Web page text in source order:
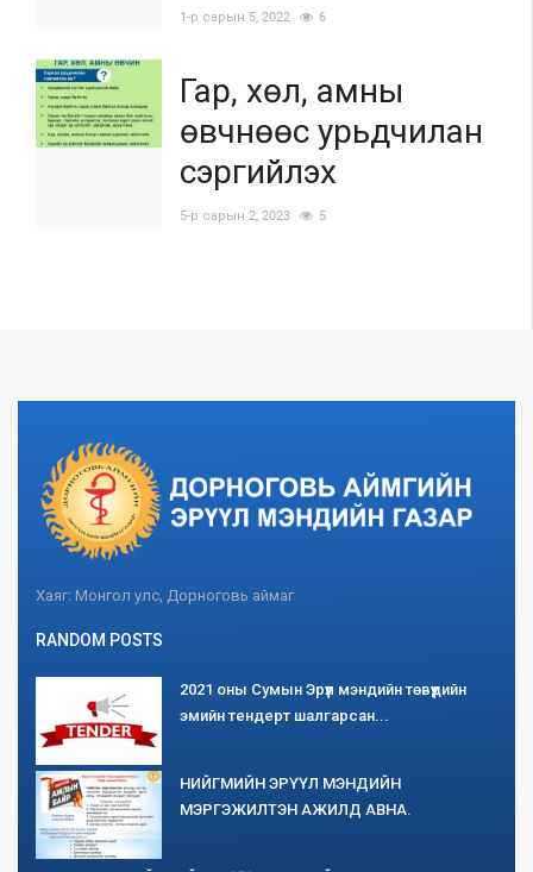
1-р сарын 5, 2022 6
Гар, хөл, амны
өвчнөөс урьдчилан
сэргийлэх
5-р сарын 2, 2023 5
Хаяг: Монгол улс, Дорноговь аймаг
RANDOM POSTS
2021 оны Сумын Эрүүл мэндийн төвүүдийн
эмийн тендерт шалгарсан...
НИЙГМИЙН ЭРҮҮЛ МЭНДИЙН
МЭРГЭЖИЛТЭН АЖИЛД АВНА.